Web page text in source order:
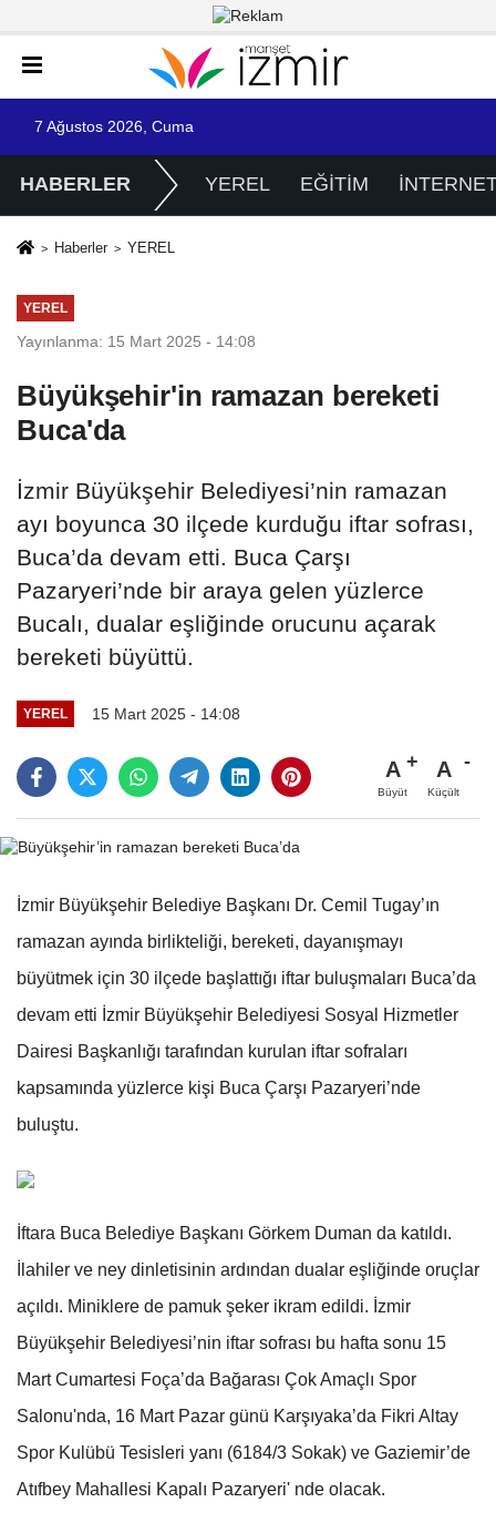
7 Ağustos 2026, Cuma
HABERLER YEREL EĞİTİM
Haberler YEREL
YEREL
Yayınlanma: 15 Mart 2025 - 14:08
Büyükşehir'in ramazan bereketi
Buca'da
İzmir Büyükşehir Belediyesi’nin ramazan
ayı boyunca 30 ilçede kurduğu iftar sofrası,
Buca’da devam etti. Buca Çarşı
Pazaryeri’nde bir araya gelen yüzlerce
Bucalı, dualar eşliğinde orucunu açarak
bereketi büyüttü.
YEREL 15 Mart 2025 - 14:08
A
Büyüt
A
Küçült
İzmir Büyükşehir Belediye Başkanı Dr. Cemil Tugay’ın
ramazan ayında birlikteliği, bereketi, dayanışmayı
büyütmek için 30 ilçede başlattığı iftar buluşmaları Buca’da
devam etti İzmir Büyükşehir Belediyesi Sosyal Hizmetler
Dairesi Başkanlığı tarafından kurulan iftar sofraları
kapsamında yüzlerce kişi Buca Çarşı Pazaryeri’nde
buluştu.
İftara Buca Belediye Başkanı Görkem Duman da katıldı.
İlahiler ve ney dinletisinin ardından dualar eşliğinde oruçlar
açıldı. Miniklere de pamuk şeker ikram edildi. İzmir
Büyükşehir Belediyesi’nin iftar sofrası bu hafta sonu 15
Mart Cumartesi Foça’da Bağarası Çok Amaçlı Spor
Salonu'nda, 16 Mart Pazar günü Karşıyaka’da Fikri Altay
Spor Kulübü Tesisleri yanı (6184/3 Sokak) ve Gaziemir’de
Atıfbey Mahallesi Kapalı Pazaryeri' nde olacak.